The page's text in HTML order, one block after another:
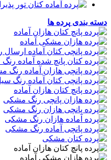
دسته بندی پرده ها